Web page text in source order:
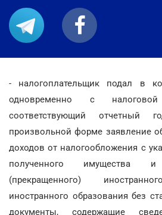
- налогоплательщик подал в
одновременно с
соответствующий отчетный
произвольной форме заявление
доходов от налогообложения с
полученного имущества и
(прекращенного)
иностранного образования без
документы, содержащие